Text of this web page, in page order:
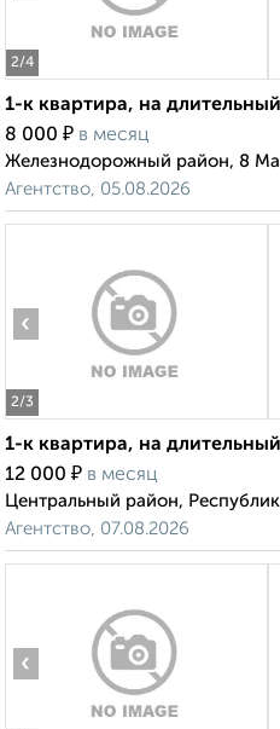
2/4
1-к квартира, на
8 000 ₽ в месяц
Железнодорожный район, 8
Агентство, 05.08.2026
2/3
‹
1-к квартира, на
12 000 ₽ в месяц
Центральный район,
Агентство, 07.08.2026
‹